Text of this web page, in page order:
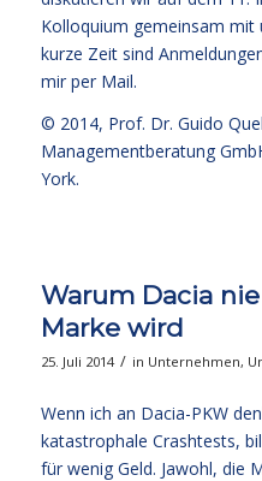
Kolloquium gemeinsam mit
kurze Zeit sind
mir per Mail.
© 2014, Prof. Dr. Guido
Managementberatung
York.
Warum Dacia
Marke wird
25. Juli 2014 / in Unternehmen,
Wenn ich an Dacia-PKW
katastrophale Crashtests,
für wenig Geld. Jawohl, die